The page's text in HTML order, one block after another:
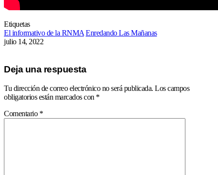
Etiquetas
El informativo de la RNMA Enredando Las Mañanas
julio 14, 2022
Deja una respuesta
Tu dirección de correo electrónico no será publicada. Los campos
obligatorios están marcados con *
Comentario *